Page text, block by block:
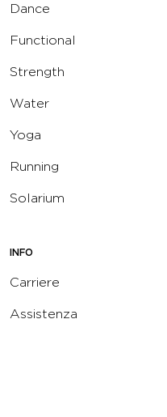
Dance
Functional
Strength
Water
Yoga
Running
Solarium
INFO
Carriere
Assistenza